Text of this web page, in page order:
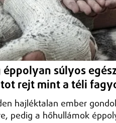
és jelentős lassulásra kell
éppolyan súlyos
rejt mint a téli
hajléktalan ember
pedig a hőhullámok